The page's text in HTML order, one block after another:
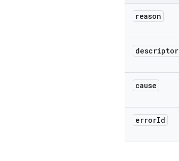
reason
descriptor
cause
errorId